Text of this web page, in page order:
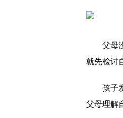
父母
就先检讨
孩子
父母理解